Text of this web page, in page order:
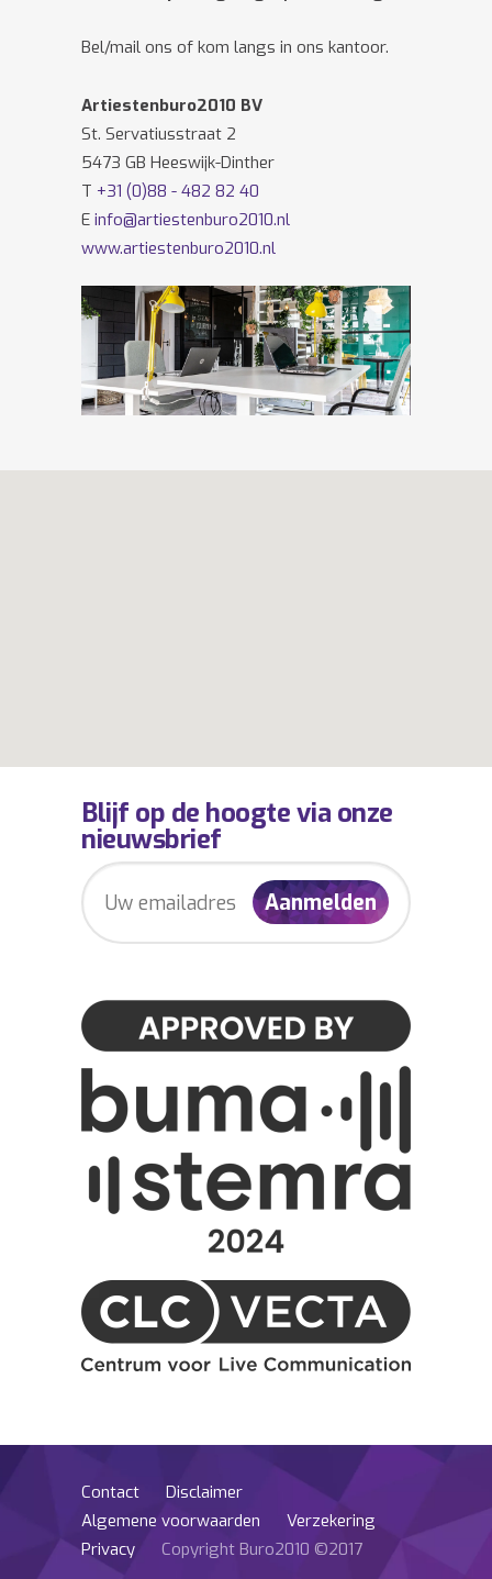
Bel/mail ons of kom langs in ons kantoor.
Artiestenburo2010 BV
St. Servatiusstraat 2
5473 GB Heeswijk-Dinther
T +31 (0)88 - 482 82 40
E info@artiestenburo2010.nl
www.artiestenburo2010.nl
Volg ons ook opFacebookenTwitter
Blijf op de hoogte via onze
nieuwsbrief
Contact
Disclaimer
Algemene voorwaarden
Verzekering
Privacy
Copyright Buro2010 ©2017